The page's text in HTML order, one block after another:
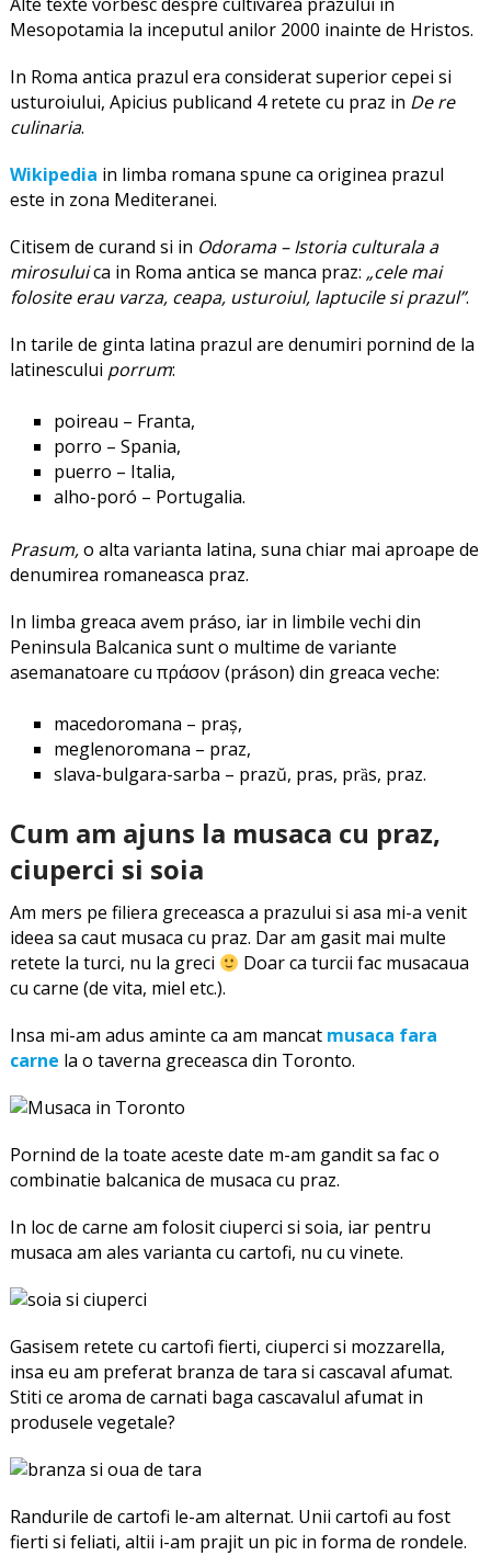
Mesopotamia la inceputul anilor 2000 inainte de Hristos.
In Roma antica prazul era considerat superior cepei si
usturoiului, Apicius publicand 4 retete cu praz in De re
culinaria.
Wikipedia in limba romana spune ca originea prazul
este in zona Mediteranei.
Citisem de curand si in Odorama – Istoria culturala a
mirosuluica in Roma antica se manca praz: „cele mai
folosite erau varza, ceapa, usturoiul, laptucile si prazul”.
In tarile de ginta latina prazul are denumiri pornind de la
latinescului porrum:
poireau – Franta,
porro – Spania,
puerro – Italia,
alho-poró – Portugalia.
Prasum,o alta varianta latina, suna chiar mai aproape de
denumirea romaneasca praz.
In limba greaca avem práso, iar in limbile vechi din
Peninsula Balcanica sunt o multime de variante
asemanatoare cu πράσον (práson) din greaca veche:
macedoromana – praș,
meglenoromana – praz,
slava-bulgara-sarba – prazŭ, pras, prȁs, praz.
Cum am ajuns la musaca cu praz,
ciuperci si soia
Am mers pe filiera greceasca a prazului si asa mi-a venit
ideea sa caut musaca cu praz. Dar am gasit mai multe
retete la turci, nu la greci
Doar ca turcii fac musacaua
cu carne (de vita, miel etc.).
Insa mi-am adus aminte ca am mancat musaca fara
carne la o taverna greceasca din Toronto.
Pornind de la toate aceste date m-am gandit sa fac o
combinatie balcanica de musaca cu praz.
In loc de carne am folosit ciuperci si soia, iar pentru
musaca am ales varianta cu cartofi, nu cu vinete.
Gasisem retete cu cartofi fierti, ciuperci si mozzarella,
insa eu am preferat branza de tara si cascaval afumat.
Stiti ce aroma de carnati baga cascavalul afumat in
produsele vegetale?
Randurile de cartofi le-am alternat. Unii cartofi au fost
fierti si feliati, altii i-am prajit un pic in forma de rondele.